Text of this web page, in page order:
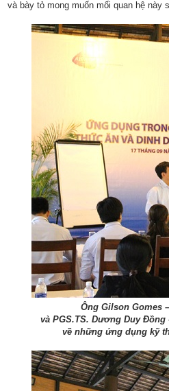
và bày tỏ mong muốn mối quan hệ
Ông Gilson Gomes
và PGS.TS. Dương Duy
về những ứng dụng kỹ